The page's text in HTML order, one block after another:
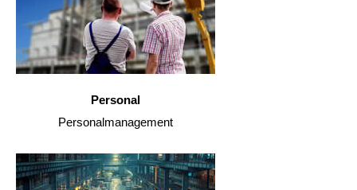
Personal
Personalmanagement